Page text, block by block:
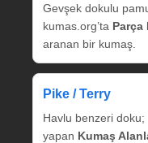
Gevşek dokulu
kumas.org’ta Parça
aranan bir kumaş.
Pike / Terry
Havlu benzeri
yapan Kumaş